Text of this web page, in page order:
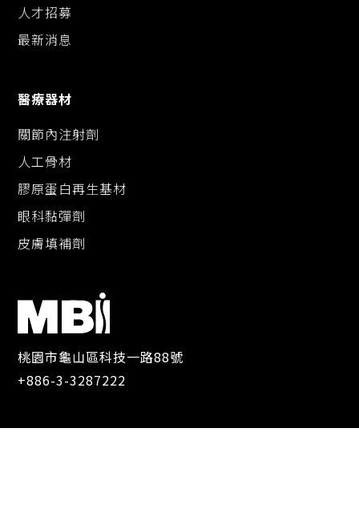
人才招募
最新消息
醫療器材
關節內注射劑
人工骨材
膠原蛋白再生基材
眼科黏彈劑
皮膚填補劑
桃園市龜山區科技一路88號
+886-3-3287222